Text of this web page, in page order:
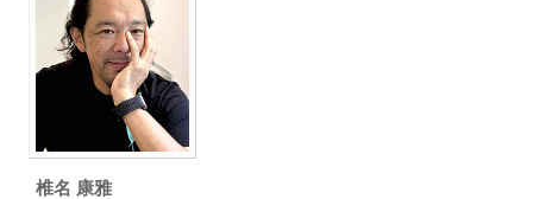
椎名 康雅